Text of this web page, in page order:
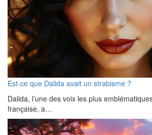
Est-ce que Dalida avait un strabisme ?
Dalida, l’une des voix les plus
française, a…